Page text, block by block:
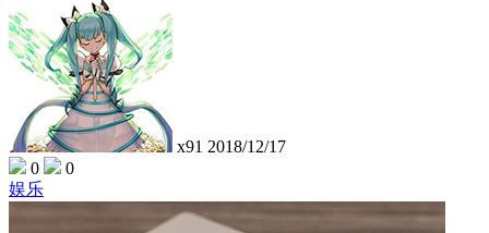
x91 2018/12/17
0
0
娱乐